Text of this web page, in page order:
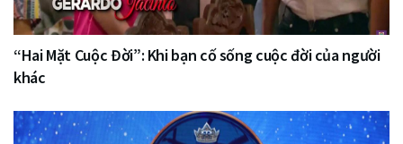
“Hai Mặt Cuộc Đời”: Khi bạn cố sống cuộc đời của người
khác